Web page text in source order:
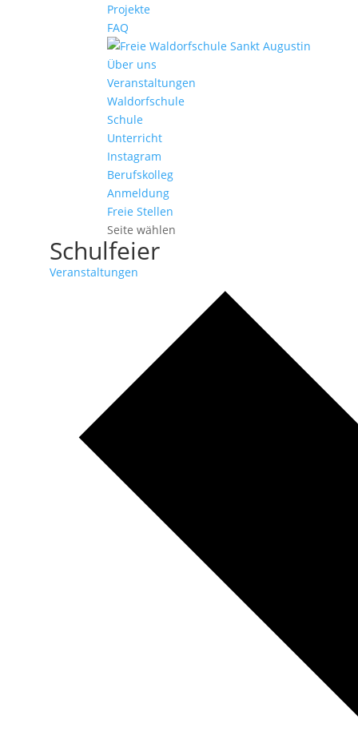
Projekte
FAQ
Über uns
Veranstaltungen
Waldorfschule
Schule
Unterricht
Instagram
Berufskolleg
Anmeldung
Freie Stellen
Seite wählen
Schulfeier
Veranstaltungen